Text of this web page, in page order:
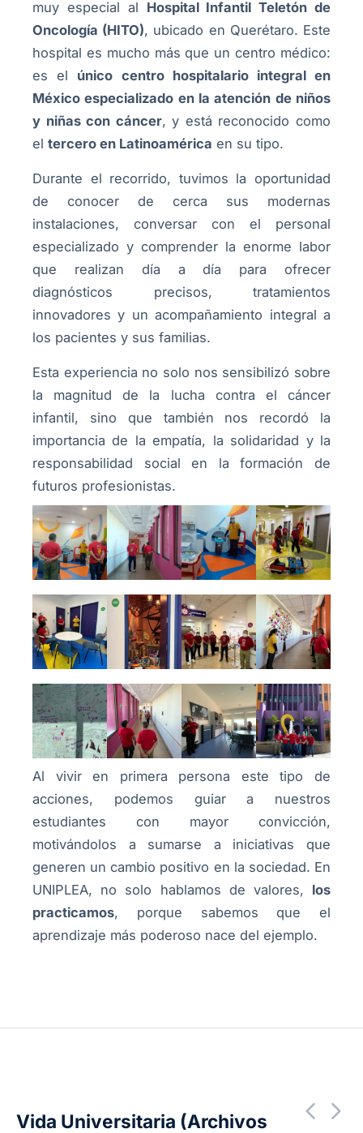
muy especial al Hospital Infantil Teletón de
Oncología (HITO), ubicado en Querétaro. Este
hospital es mucho más que un centro médico:
es el único centro hospitalario integral en
México especializado en la atención de niños
y niñas con cáncer, y está reconocido como
el tercero en Latinoamérica en su tipo.
Durante el recorrido, tuvimos la oportunidad
de conocer de cerca sus modernas
instalaciones, conversar con el personal
especializado y comprender la enorme labor
que realizan día a día para ofrecer
diagnósticos precisos, tratamientos
innovadores y un acompañamiento integral a
los pacientes y sus familias.
Esta experiencia no solo nos sensibilizó sobre
la magnitud de la lucha contra el cáncer
infantil, sino que también nos recordó la
importancia de la empatía, la solidaridad y la
responsabilidad social en la formación de
futuros profesionistas.
Al vivir en primera persona este tipo de
acciones, podemos guiar a nuestros
estudiantes con mayor convicción,
motivándolos a sumarse a iniciativas que
generen un cambio positivo en la sociedad. En
UNIPLEA, no solo hablamos de valores, los
practicamos, porque sabemos que el
aprendizaje más poderoso nace del ejemplo.
Vida Universitaria (Archivos